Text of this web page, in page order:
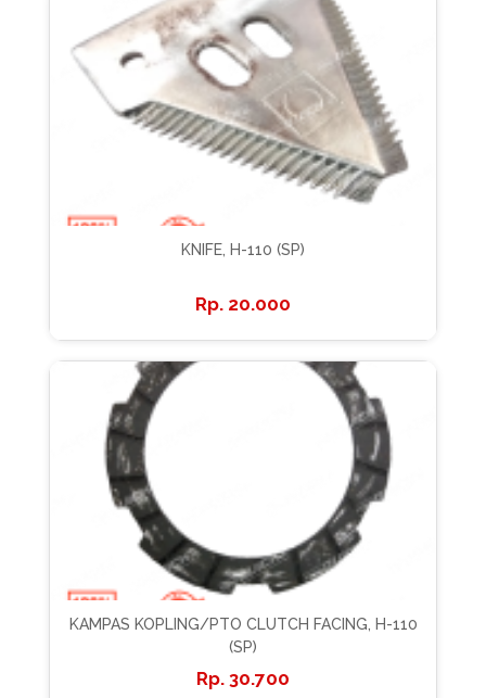
KNIFE, H-110 (SP)
20.000
KAMPAS KOPLING/PTO CLUTCH FACING, H-110
(SP)
30.700